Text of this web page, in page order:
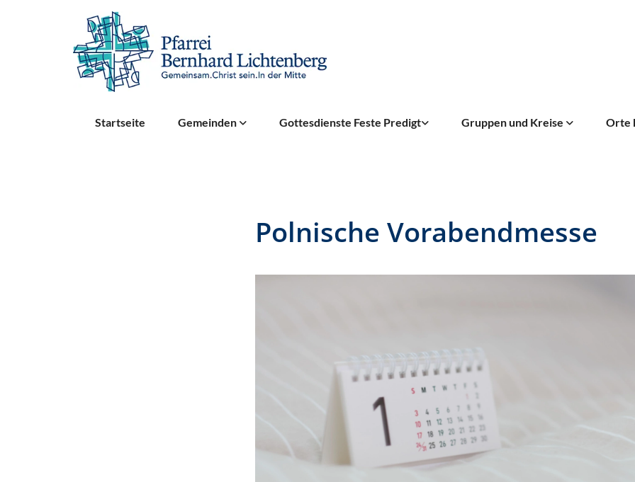
Startseite Gemeinden Gottesdienste Feste Predigt Gruppen und Kreise Orte
Polnische Vorabendmesse